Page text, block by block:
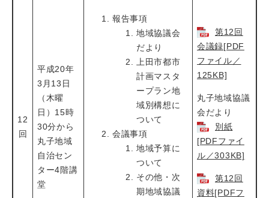
12
回
平成20年
3月13日
（木曜
日）15時
30分から
丸子地域
自治セン
ター4階講
堂
報告事項
地域協議会
だより
上田市都市
計画マスタ
ープラン地
域別構想に
ついて
会議事項
地域予算に
ついて
その他・次
期地域協議
第12回
会議録[PDF
ファイル／
125KB]
丸子地域協議
会だより
別紙
[PDFファイ
ル／303KB]
第12回
資料[PDFフ